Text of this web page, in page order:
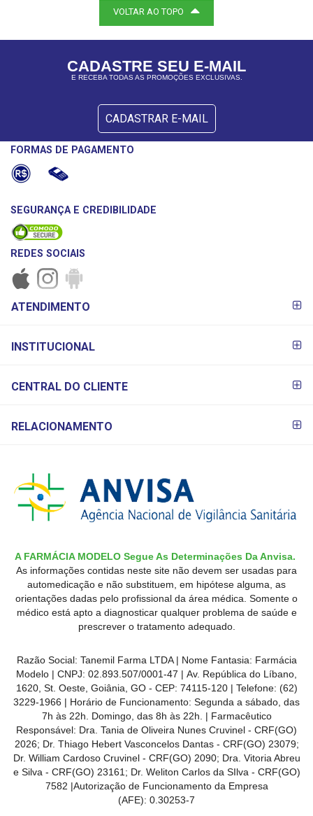
VOLTAR AO TOPO
CADASTRE SEU E-MAIL
E RECEBA TODAS AS PROMOÇÕES EXCLUSIVAS.
CADASTRAR E-MAIL
FORMAS DE PAGAMENTO
SEGURANÇA E CREDIBILIDADE
REDES SOCIAIS
PAGAMENTO
ATENDIMENTO
INSTITUCIONAL
CENTRAL DO CLIENTE
RELACIONAMENTO
A FARMÁCIA MODELO Segue As Determinações Da Anvisa.
As informações contidas neste site não devem ser usadas para
automedicação e não substituem, em hipótese alguma, as
orientações dadas pelo profissional da área médica. Somente o
médico está apto a diagnosticar qualquer problema de saúde e
prescrever o tratamento adequado.
Razão Social: Tanemil Farma LTDA | Nome Fantasia: Farmácia
Modelo | CNPJ: 02.893.507/0001-47 | Av. República do Líbano,
1620, St. Oeste, Goiânia, GO - CEP: 74115-120 | Telefone: (62)
3229-1966 | Horário de Funcionamento: Segunda a sábado, das
7h às 22h. Domingo, das 8h às 22h. | Farmacêutico
Responsável: Dra. Tania de Oliveira Nunes Cruvinel - CRF(GO)
2026; Dr. Thiago Hebert Vasconcelos Dantas - CRF(GO) 23079;
Dr. William Cardoso Cruvinel - CRF(GO) 2090; Dra. Vitoria Abreu
e Silva - CRF(GO) 23161; Dr. Weliton Carlos da SIlva - CRF(GO)
7582 |Autorização de Funcionamento da Empresa
(AFE): 0.30253-7